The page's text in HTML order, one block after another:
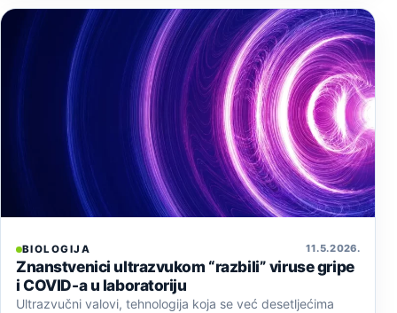
BIOLOGIJA 11. 5. 2026.
Znanstvenici ultrazvukom “razbili” viruse gripe
i COVID-a u laboratoriju
Ultrazvučni valovi, tehnologija koja se već desetljećima